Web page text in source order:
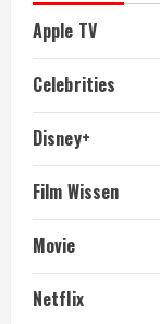
Apple TV
Celebrities
Disney+
Film Wissen
Movie
Netflix